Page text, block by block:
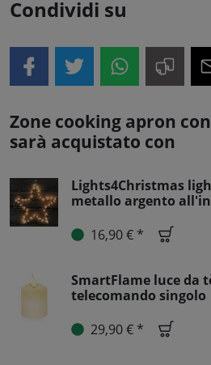
Condividi su
Zone cooking apron
sarà acquistato con
Lights4Christmas
metallo argento
16,90 € *
SmartFlame luce da
telecomando singolo
29,90 € *